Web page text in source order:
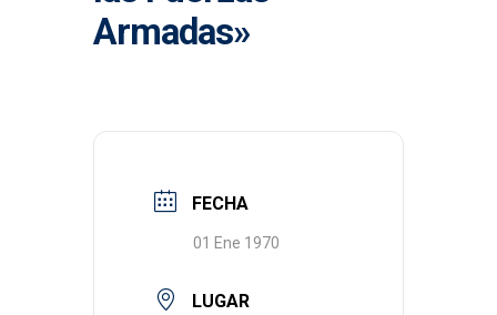
Armadas»
FECHA
01 Ene 1970
LUGAR